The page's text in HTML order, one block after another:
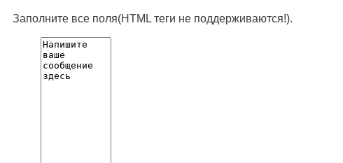
Заполните все поля(HTML теги не поддерживаются!).